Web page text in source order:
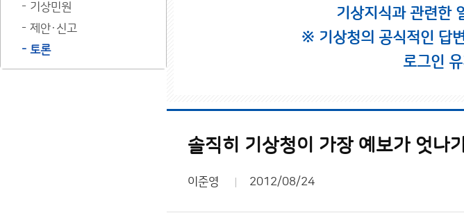
기상민원
제안·신고
토론
기상지식과 관련한
※ 기상청의 공식적인 답
로그인
솔직히 기상청이 가장 예보가 엇나
이준영 2012/08/24